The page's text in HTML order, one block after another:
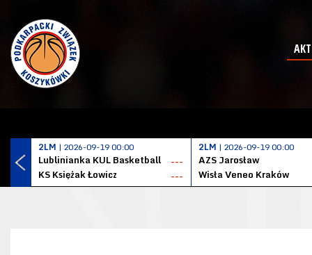
2LM | 2026-09-19 00:00
Lublinianka KUL Basketball
---
KS Księżak Łowicz
---
2LM | 2026-09-19 00:00
AZS Jarosław
Wisła Veneo Kraków